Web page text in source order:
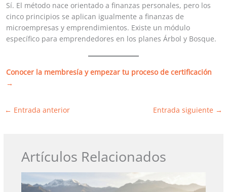
Sí. El método nace orientado a finanzas personales, pero los
cinco principios se aplican igualmente a finanzas de
microempresas y emprendimientos. Existe un módulo
específico para emprendedores en los planes Árbol y Bosque.
Conocer la membresía y empezar tu proceso de certificación
→
← Entrada anterior Entrada siguiente →
Artículos Relacionados